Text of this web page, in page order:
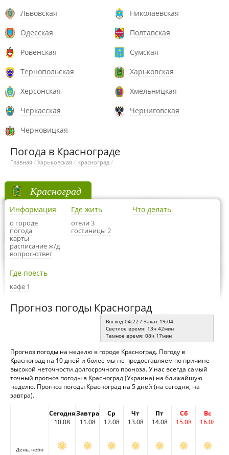
Львовская
Николаевская
Одесская
Полтавская
Ровенская
Сумская
Тернопольская
Харьковская
Херсонская
Хмельницкая
Черкасская
Черниговская
Черновицкая
Погода в Краснограде
Главная / Харьковская / Красноград /
Красноград
Информация
о городе
погода
карты
расписание ж/д
вопрос-ответ
Где жить
отели 3
гостиницы 2
Что делать
Где поесть
кафе 1
Прогноз погоды Красноград
Восход 04:22 / Закат 19:04
Светлое время: 13ч 42мин
Темное время: 08ч 17мин
Прогноз погоды на неделю в городе Красноград. Погоду в
Красноград на 10 дней и более мы не предоставляем по причине
высокой неточности долгосрочного проноза. У нас всегда самый
точный прогноз погоды в Красноград (Украина) на ближайшую
неделю. Прогноз погоды Красноград на 5 дней (на сегодня, на
завтра).
Сегодня
10.08
Завтра
11.08
Ср
12.08
Чт
13.08
Пт
14.08
Сб
15.08
Вс
16.08
День, небо